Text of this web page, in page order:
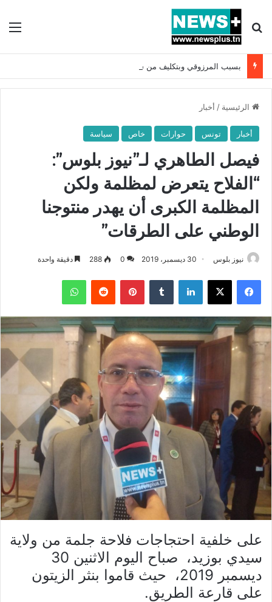
بحث عن
الرئيسية / أخبار
أخبار تونس حوارات خاص سياسة
فيصل الطاهري لـ”نيوز بلوس”:
“الفلاح يتعرض لمظلمة ولكن
المظلمة الكبرى أن يهدر منتوجنا
الوطني على الطرقات”
نيوز بلوس 30 ديسمبر، 2019 0
288 دقيقة واحدة
فيسبوك X لينكدإن بينتيريست واتساب
على خلفية احتجاجات فلاحة جلمة من ولاية
سيدي بوزيد، صباح اليوم الاثنين 30
ديسمبر 2019، حيث قاموا بنثر الزيتون
على قارعة الطريق.